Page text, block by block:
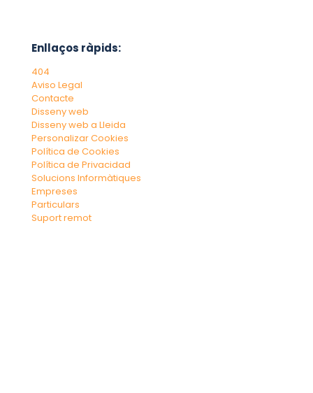
Enllaços ràpids:
404
Aviso Legal
Contacte
Disseny web
Disseny web a Lleida
Personalizar Cookies
Política de Cookies
Política de Privacidad
Solucions Informàtiques
Empreses
Particulars
Suport remot